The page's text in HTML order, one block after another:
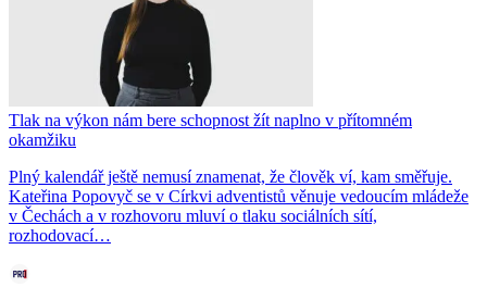
Tlak na výkon nám bere schopnost žít naplno v přítomném
okamžiku
Plný kalendář ještě nemusí znamenat, že člověk ví, kam směřuje.
Kateřina Popovyč se v Církvi adventistů věnuje vedoucím mládeže
v Čechách a v rozhovoru mluví o tlaku sociálních sítí,
rozhodovací…